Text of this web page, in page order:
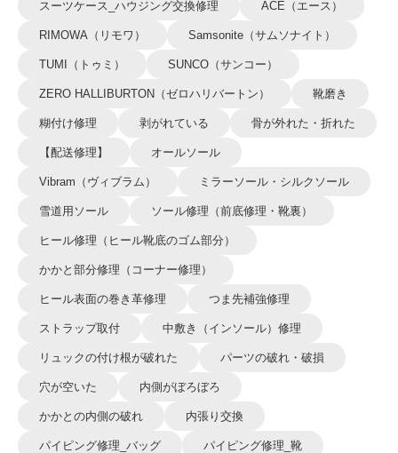
スーツケース_ハウジング交換修理 ACE（エース）
RIMOWA（リモワ） Samsonite（サムソナイト）
TUMI（トゥミ） SUNCO（サンコー）
ZERO HALLIBURTON（ゼロハリバートン） 靴磨き
糊付け修理 剥がれている 骨が外れた・折れた
【配送修理】 オールソール
Vibram（ヴィブラム） ミラーソール・シルクソール
雪道用ソール ソール修理（前底修理・靴裏）
ヒール修理（ヒール靴底のゴム部分）
かかと部分修理（コーナー修理）
ヒール表面の巻き革修理 つま先補強修理
ストラップ取付 中敷き（インソール）修理
リュックの付け根が破れた パーツの破れ・破損
穴が空いた 内側がぼろぼろ
かかとの内側の破れ 内張り交換
パイピング修理_バッグ パイピング修理_靴